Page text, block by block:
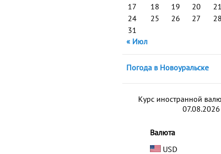
17
18 19 20
24
25 26 27
31
« Июл
Погода в Новоуральске
Курс иностранной
07.08.2026
Валюта
USD